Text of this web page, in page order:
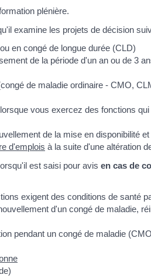
plénière.
examine les projets de décision
en congé de longue durée (CLD)
de la période d'un an ou de 3
de maladie ordinaire - CMO,
vous exercez des fonctions
de la mise en disponibilité
d'emplois à la suite d'une altération
est saisi pour avis en cas de
exigent des conditions de santé
d'un congé de maladie,
pendant un congé de maladie